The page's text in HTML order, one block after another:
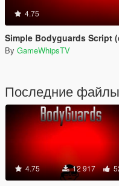
4.75
Simple Bodyguards Script
By GameWhipsTV
Последние файлы
4.75 12 917